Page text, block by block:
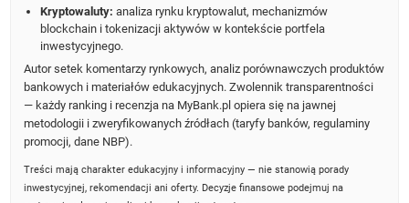
Kryptowaluty: analiza rynku kryptowalut, mechanizmów
blockchain i tokenizacji aktywów w kontekście portfela
inwestycyjnego.
Autor setek komentarzy rynkowych, analiz porównawczych produktów
bankowych i materiałów edukacyjnych. Zwolennik transparentności
— każdy ranking i recenzja na MyBank.pl opiera się na jawnej
metodologii i zweryfikowanych źródłach (taryfy banków, regulaminy
promocji, dane NBP).
Treści mają charakter edukacyjny i informacyjny — nie stanowią porady
inwestycyjnej, rekomendacji ani oferty. Decyzje finansowe podejmuj na